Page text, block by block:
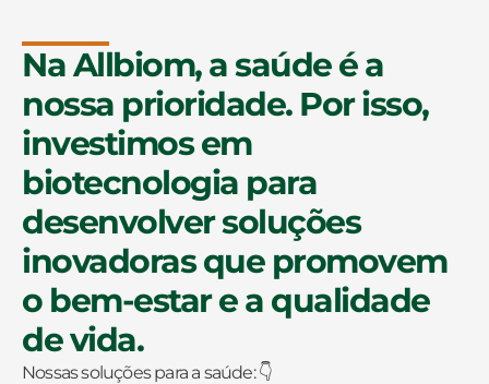
Na Allbiom, a saúde é a
nossa prioridade. Por isso,
investimos em
biotecnologia para
desenvolver soluções
inovadoras que promovem
o bem-estar e a qualidade
de vida.
Nossas soluções para a saúde: 👇